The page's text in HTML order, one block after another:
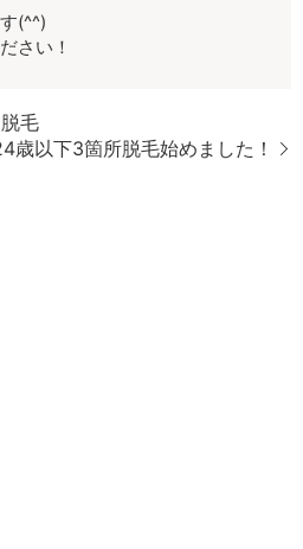
(^^)
さい！
毛
以下3箇所脱毛始めました！